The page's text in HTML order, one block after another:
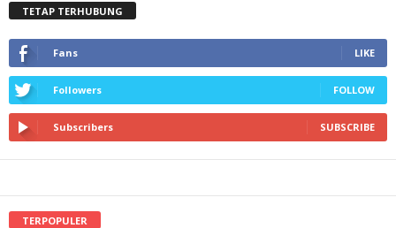
TETAP TERHUBUNG
Fans LIKE
Followers FOLLOW
Subscribers SUBSCRIBE
TERPOPULER